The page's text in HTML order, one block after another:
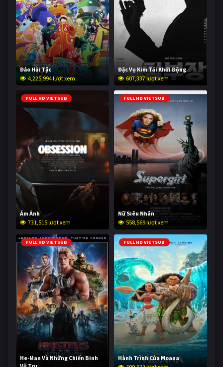
Đảo Hải Tặc
4,225,994 lượt xem
Đặc Vụ Kim Tái Khởi Động
607,337 lượt xem
FULL HD VIETSUB
Ám Ảnh
731,515 lượt xem
FULL HD VIETSUB
Nữ Siêu Nhân
558,569 lượt xem
FULL HD VIETSUB
He-Man Và Những Chiến Binh
FULL HD VIETSUB
Hành Trình Của Moana